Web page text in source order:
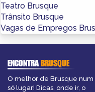
Teatro Brusque
Trânsito Brusque
Vagas de Empregos
ENCONTRABRUSQUE
O melhor de Brusque num
só lugar! Dicas, onde ir, o